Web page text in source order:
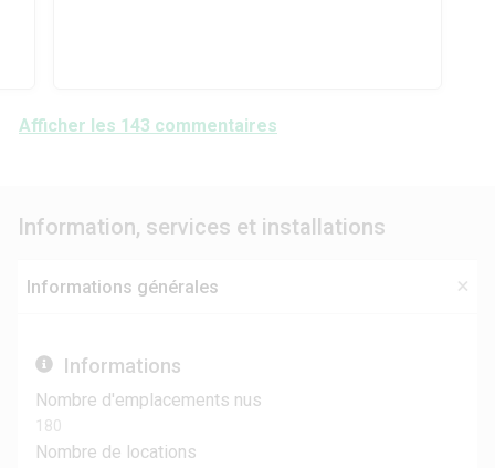
Afficher les 143 commentaires
Information, services et installations
Informations générales
Informations
Nombre d'emplacements nus
180
Nombre de locations